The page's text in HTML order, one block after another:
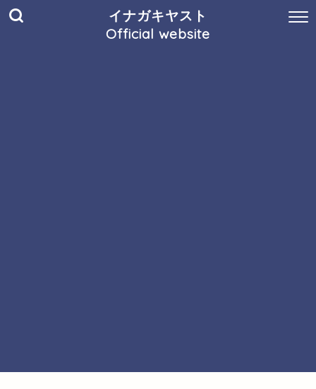
イナガキヤスト
Official website